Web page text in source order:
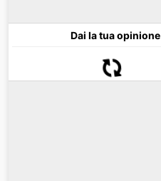
Dai la tua opinione